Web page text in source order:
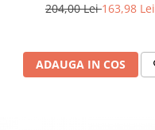
204,00 Lei163,98 Lei
ADAUGA IN COS